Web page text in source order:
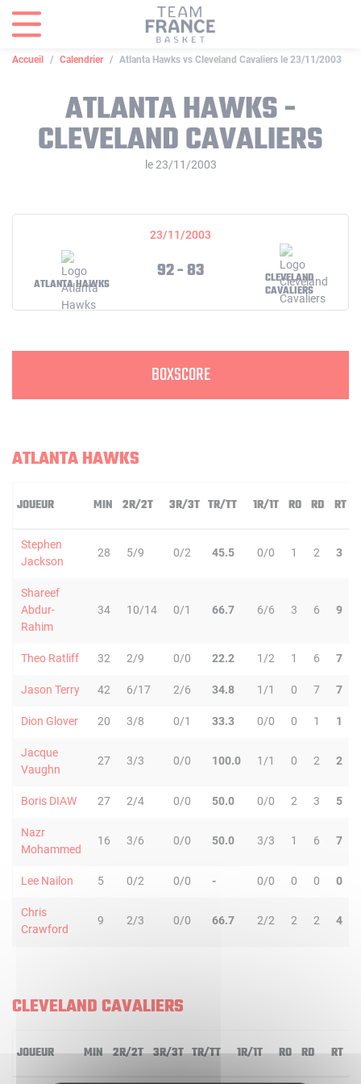
Accueil Calendrier Atlanta Hawks vs Cleveland Cavaliers le 23/11/2003
ATLANTA HAWKS -
CLEVELAND CAVALIERS
le 23/11/2003
23/11/2003
ATLANTA HAWKS
92 - 83
CLEVELAND
CAVALIERS
BOXSCORE
ATLANTA HAWKS
JOUEUR MIN 2R/2T 3R/3T TR/TT 1R/1T RO RD RT
Stephen
Jackson
28 5/9 0/2 45.5 0/0 1 2 3
Shareef
Abdur-
Rahim
34 10/14 0/1 66.7 6/6 3 6 9
Theo Ratliff 32 2/9 0/0 22.2 1/2 1 6 7
Jason Terry 42 6/17 2/6 34.8 1/1 0 7 7
Dion Glover 20 3/8 0/1 33.3 0/0 0 1 1
Jacque
Vaughn
27 3/3 0/0 100.0 1/1 0 2 2
Boris DIAW 27 2/4 0/0 50.0 0/0 2 3 5
Nazr
Mohammed
16 3/6 0/0 50.0 3/3 1 6 7
Lee Nailon 5 0/2 0/0 - 0/0 0 0 0
Chris
Crawford
9 2/3 0/0 66.7 2/2 2 2 4
CLEVELAND CAVALIERS
JOUEUR MIN 2R/2T 3R/3T TR/TT 1R/1T RO RD RT
Panneau de gestion des cookies